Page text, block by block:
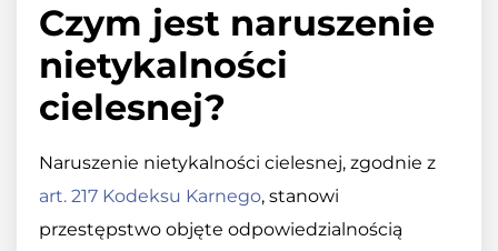
Czym jest naruszenie
nietykalności
cielesnej?
Naruszenie nietykalności cielesnej, zgodnie z
art. 217 Kodeksu Karnego, stanowi
przestępstwo objęte odpowiedzialnością